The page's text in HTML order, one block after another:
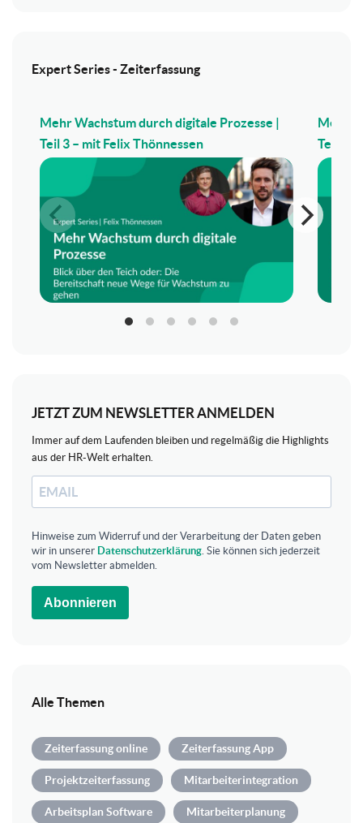
Expert Series - Zeiterfassung
Mehr Wachstum durch digitale Prozesse |
Teil 3 – mit Felix Thönnessen
Mehr
Teil 2 –
JETZT ZUM NEWSLETTER ANMELDEN
Immer auf dem Laufenden bleiben und regelmäßig die Highlights
aus der HR-Welt erhalten.
Hinweise zum Widerruf und der Verarbeitung der Daten geben
wir in unserer Datenschutzerklärung . Sie können sich jederzeit
vom Newsletter abmelden.
Abonnieren
Alle Themen
Zeiterfassung online Zeiterfassung App
Projektzeiterfassung Mitarbeiterintegration
Arbeitsplan Software Mitarbeiterplanung